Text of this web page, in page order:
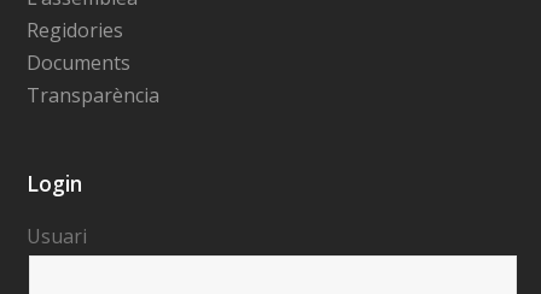
Regidories
Documents
Transparència
Login
Usuari